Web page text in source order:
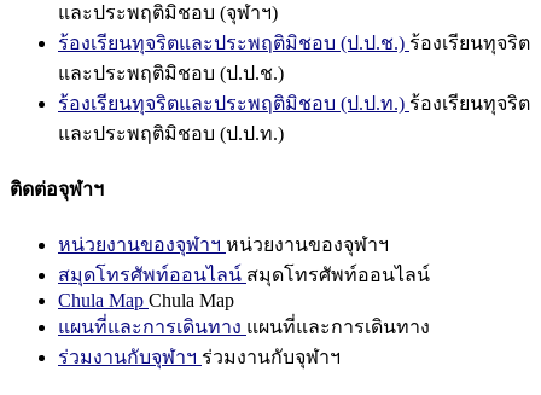
และประพฤติมิชอบ (จุฬาฯ)
ร้องเรียนทุจริตและประพฤติมิชอบ (ป.ป.ช.) ร้องเรียนทุจริต
และประพฤติมิชอบ (ป.ป.ช.)
ร้องเรียนทุจริตและประพฤติมิชอบ (ป.ป.ท.) ร้องเรียนทุจริต
และประพฤติมิชอบ (ป.ป.ท.)
ติดต่อจุฬาฯ
หน่วยงานของจุฬาฯ หน่วยงานของจุฬาฯ
สมุดโทรศัพท์ออนไลน์ สมุดโทรศัพท์ออนไลน์
Chula Map Chula Map
แผนที่และการเดินทาง แผนที่และการเดินทาง
ร่วมงานกับจุฬาฯ ร่วมงานกับจุฬาฯ